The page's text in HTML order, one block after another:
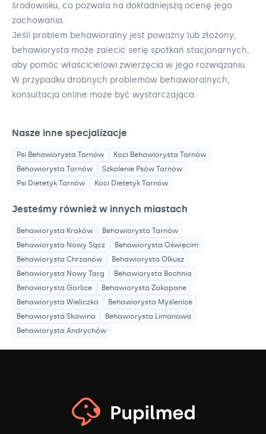
środowisku, co pozwala na dokładniejszą ocenę jego
zachowania.
Jeśli problem behawioralny jest poważny lub złożony,
behawiorysta może zalecić serię spotkań stacjonarnych,
aby pomóc właścicielowi zwierzęcia w jego rozwiązaniu.
W przypadku drobnych problemów behawioralnych,
konsultacja online może być wystarczająca.
Nasze inne specjalizacje
Psi Behawiorysta Tarnów Koci Behawiorysta Tarnów
Behawiorysta Tarnów Szkolenie Psów Tarnów
Psi Dietetyk Tarnów Koci Dietetyk Tarnów
Jesteśmy również w innych miastach
Behawiorysta Kraków Behawiorysta Tarnów
Behawiorysta Nowy Sącz Behawiorysta Oświęcim
Behawiorysta Chrzanów Behawiorysta Olkusz
Behawiorysta Nowy Targ Behawiorysta Bochnia
Behawiorysta Gorlice Behawiorysta Zakopane
Behawiorysta Wieliczka Behawiorysta Myślenice
Behawiorysta Skawina Behawiorysta Limanowa
Behawiorysta Andrychów